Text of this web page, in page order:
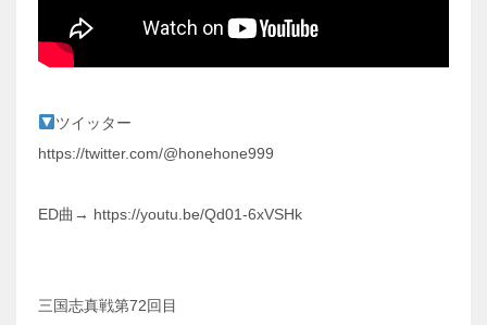
ツイッター
https://twitter.com/@honehone999
ED曲→ https://youtu.be/Qd01-6xVSHk
三国志真戦第72回目